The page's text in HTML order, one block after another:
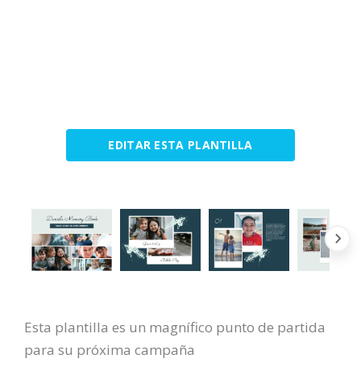
EDITAR ESTA PLANTILLA
Esta plantilla es un magnífico punto de partida
para su próxima campaña